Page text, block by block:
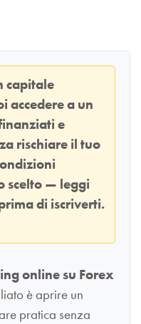
capitale
accedere a un
e
rischiare il tuo
scelto — leggi
di iscriverti.
online su Forex
è aprire un
pratica senza